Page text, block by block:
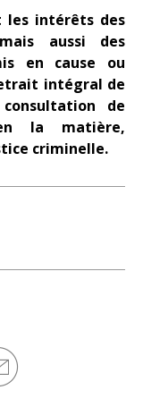
les intérêts des
aussi des
en cause ou
intégral de
de
en la matière,
criminelle.